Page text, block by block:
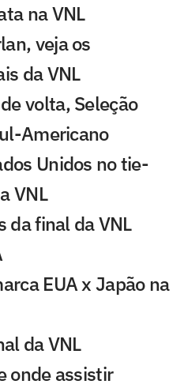
na VNL
veja os
da VNL
volta, Seleção
Americano
Unidos no tie-
VNL
da final da VNL
EUA x Japão na
da VNL
onde assistir